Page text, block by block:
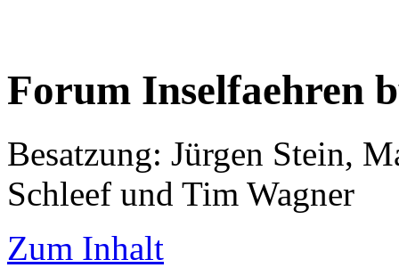
Forum Inselfaehren
Besatzung: Jürgen Stein,
Schleef und Tim Wagner
Zum Inhalt